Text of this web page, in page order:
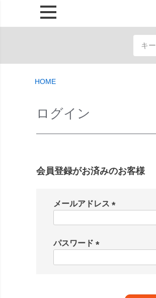
HOME
ログイン
会員登録がお済みのお客様
メールアドレス
パスワード